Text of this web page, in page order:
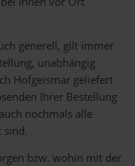
generell, gilt immer
unabhängig
Hofgeismar geliefert
Ihrer Bestellung
nochmals alle
sind.
bzw. wohin mit der